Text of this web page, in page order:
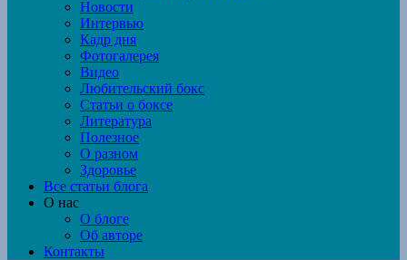
Новости
Интервью
Кадр дня
Фотогалерея
Видео
Любительский бокс
Статьи о боксе
Литература
Полезное
О разном
Здоровье
Все статьи блога
О нас
О блоге
Об авторе
Контакты